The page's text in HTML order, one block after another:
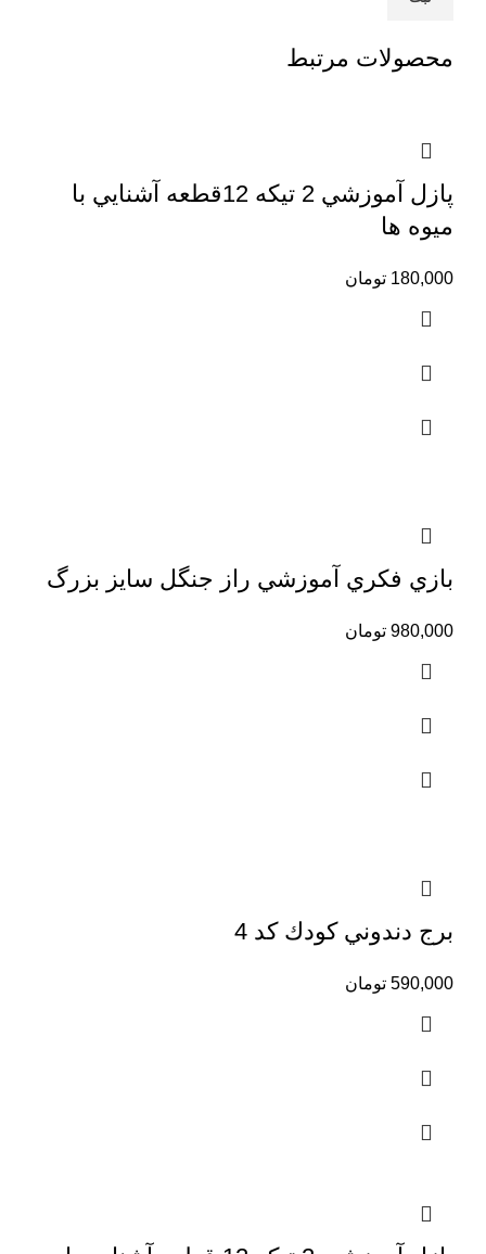
محصولات مرتبط
پازل آموزشي 2 تيكه 12قطعه آشنايي با
ميوه ها
180,000 تومان
بازي فكري آموزشي راز جنگل سايز بزرگ
980,000 تومان
برج دندوني كودك كد 4
590,000 تومان